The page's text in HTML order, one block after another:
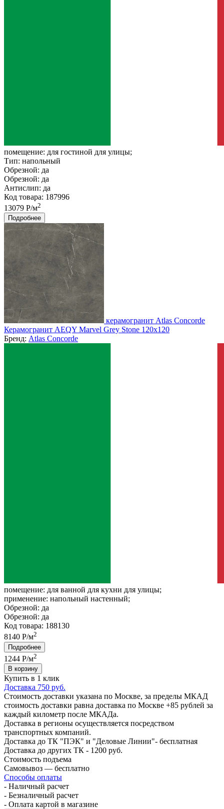
помещение: для гостиной для улицы;
Тип: напольный
Обрезной: да
Обрезной: да
Антислип: да
Код товара: 187996
13079 Р/м2
Подробнее
керамогранит Atlas Concorde
Керамогранит AEQY Marvel Grey Stone 120x120
Бренд: Atlas Concorde
помещение: для ванной для кухни для улицы;
применение: напольный настенный;
Обрезной: да
Обрезной: да
Код товара: 188130
8140 Р/м2
Подробнее
1244 Р/м2
В корзину
Купить в 1 клик
Доставка 750 руб.
Стоимость доставки указана по Москве, за пределы МКАД
стоимость доставки равна доставка по Москве +85 рублей за
каждый километр после МКАДа.
Доставка в регионы осуществляется посредством
транспортных компаний.
Доставка до ТК "ПЭК" и "Деловые Линии"- бесплатная
Доставка до других ТК - 1200 руб.
Стоимость подъема
Самовывоз — бесплатно
Способы оплаты
- Наличный расчет
- Безналичный расчет
- Оплата картой в магазине